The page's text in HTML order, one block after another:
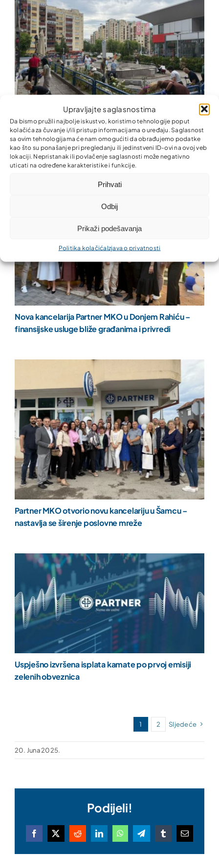
Upravljajte saglasnostima
Da bismo pružili najbolje iskustvo, koristimo tehnologije poput
kolačića za čuvanje i/ili pristup informacijama o uređaju. Saglasnost
sa ovim tehnologijama će nam omogućiti da obrađujemo podatke
kao što su ponašanje pri pregledanju ili jedinstveni ID-ovi na ovoj veb
lokaciji. Nepristanak ili povlačenje saglasnosti može negativno
uticati na određene karakteristike i funkcije.
Prihvati
Odbij
Prikaži podešavanja
Politika kolačića Izjava o privatnosti
Zajedno za ljepšu i uredniju zajednicu!
Nova kancelarija Partner MKO u Donjem Rahiću –
finansijske usluge bliže građanima i privredi
Partner MKO otvorio novu kancelariju u Šamcu –
nastavlja se širenje poslovne mreže
Uspješno izvršena isplata kamate po prvoj emisiji
zelenih obveznica
1 2 Sljedeće
20. Juna 2025.
Podijeli!
Facebook
X RedditLinkedInWhatsAppTelegramTumblrEmail